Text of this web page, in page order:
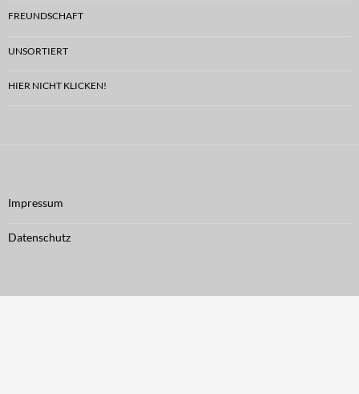
FREUNDSCHAFT
UNSORTIERT
HIER NICHT KLICKEN!
Impressum
Datenschutz